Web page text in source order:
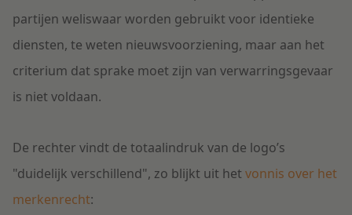
partijen weliswaar worden gebruikt voor identieke
diensten, te weten nieuwsvoorziening, maar aan het
criterium dat sprake moet zijn van verwarringsgevaar
is niet voldaan.
De rechter vindt de totaalindruk van de logo’s
"duidelijk verschillend", zo blijkt uit het vonnis over het
merkenrecht: